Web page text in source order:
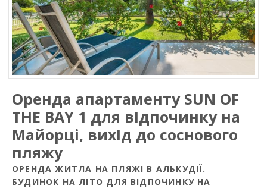
Оренда апартаменту SUN OF
THE BAY 1 для вIдпочинку на
Майорці, вихIд до соснового
пляжу
ОРЕНДА ЖИТЛА НА ПЛЯЖІ В АЛЬКУДІЇ.
БУДИНОК НА ЛІТО ДЛЯ ВІДПОЧИНКУ НА